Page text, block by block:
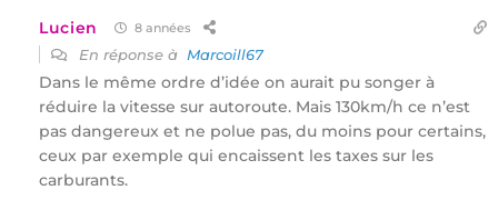
Lucien 8 années
En réponse à Marcoill67
Dans le même ordre d’idée on aurait pu songer à
réduire la vitesse sur autoroute. Mais 130km/h ce n’est
pas dangereux et ne polue pas, du moins pour certains,
ceux par exemple qui encaissent les taxes sur les
carburants.